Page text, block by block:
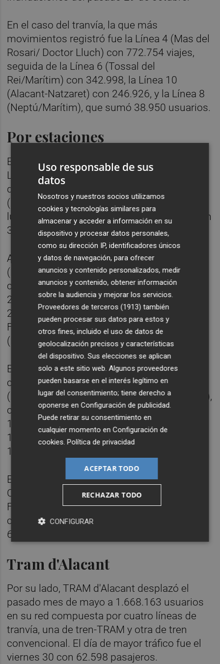
En el caso del tranvía, la que más
movimientos registró fue la Línea 4 (Mas del
Rosari/ Doctor Lluch) con 772.754 viajes,
seguida de la Línea 6 (Tossal del
Rei/Marítim) con 342.998, la Línea 10
(Alacant-Natzaret) con 246.926, y la Línea 8
(Neptú/Marítim), que sumó 38.950 usuarios.
Por estaciones
En el tráfico por estaciones, Xàtiva (L3, L5 y
L9) se sitúo en primer lugar, con 543.094
desplazamientos; en segundo puesto, Colón
(L3, L5, L7 y L9), con 426.524 y, en tercer
lugar, Àngel Guimerà (L1, L2, L3, L5 y L9), con
311.429 movimientos.
A continuación, se situaron Plaça Espanya
(L1 y L2), con 247.957; Safranar (L1, L2 y L7)
con 226.876; Mislata (L3, L5 y L9), con
201.707; Avinguda del Cid (L3, L5 y L9), con
200.105; Benimaclet (L3 y L9), con 198.196;
Facultats (L3 y L9), con 198.064; y Amistat
(L5 y L7), con 188.991 traslados.
En el área metropolitana, destacan como las
cinco estaciones más transitadas Mislata
(L3, L5 y L9), con 201.707; Aeroport (L3 y L5),
con 145.957; Roses (L3, L5 y L9), con
113.551; Quart de Poblet (L3, L5 y L9), con
113.497; y Salt de l'Aigua (L3, L5 y L9), con
111.821 movimientos.
Entre las paradas del tranvía, destacan La
Carrasca (L4 y L6), con 101.150; Pont de
Fusta (L4), con 72.766; Benimaclet (L4 y L6),
con 65.939; Vicent Zaragozà (L4 y L6), con
63.970; y Alacant (L10), con 60.801 viajes.
Tram d'Alacant
Por su lado, TRAM d'Alacant desplazó el
pasado mes de mayo a 1.668.163 usuarios
en su red compuesta por cuatro líneas de
tranvía, una de tren-TRAM y otra de tren
convencional. El día de mayor tráfico fue el
viernes 30 con 62.598 pasajeros.
Uso responsable de sus
datos
Nosotros y nuestros socios utilizamos
cookies y tecnologías similares para
almacenar y acceder a información en su
dispositivo y procesar datos personales,
como su dirección IP, identificadores únicos
y datos de navegación, para ofrecer
anuncios y contenido personalizados, medir
anuncios y contenido, obtener información
sobre la audiencia y mejorar los servicios.
Proveedores de terceros (1913) también
pueden procesar sus datos para estos y
otros fines, incluido el uso de datos de
geolocalización precisos y características
del dispositivo. Sus elecciones se aplican
solo a este sitio web. Algunos proveedores
pueden basarse en el interés legítimo en
lugar del consentimiento; tiene derecho a
oponerse enConfiguración de publicidad.
Puede retirar su consentimiento en
cualquier momento enConfiguración de
cookies.Política de privacidad
ACEPTAR TODO
RECHAZAR TODO
CONFIGURAR